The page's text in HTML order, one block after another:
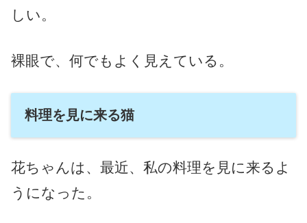
しい。
裸眼で、何でもよく見えている。
料理を見に来る猫
花ちゃんは、最近、私の料理を見に来るよ
うになった。